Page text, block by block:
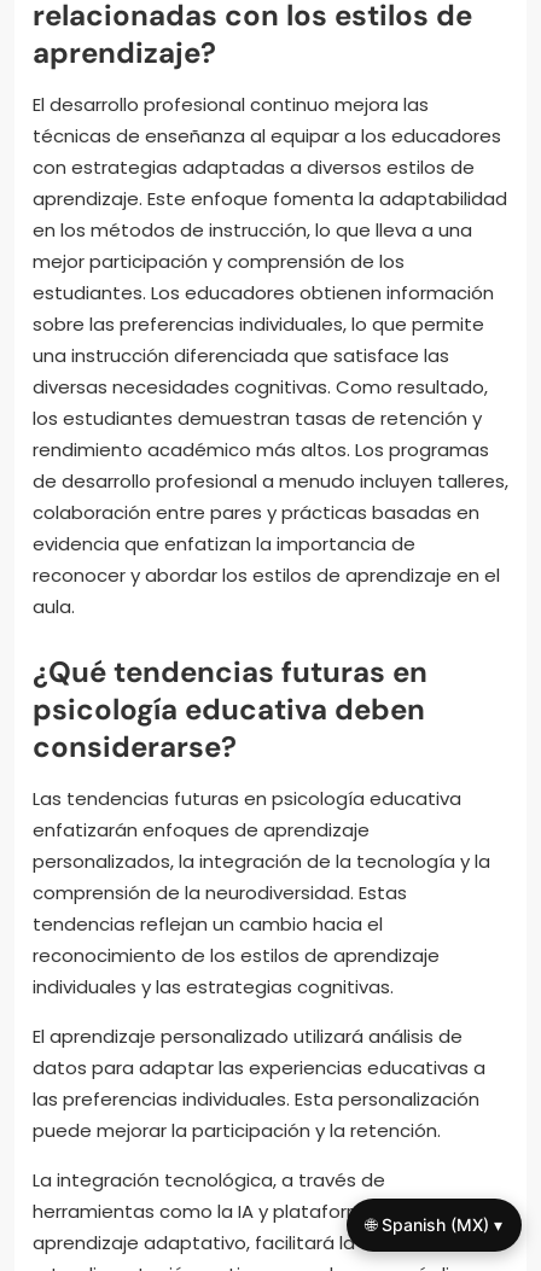
relacionadas con los estilos de
aprendizaje?
El desarrollo profesional continuo mejora las
técnicas de enseñanza al equipar a los educadores
con estrategias adaptadas a diversos estilos de
aprendizaje. Este enfoque fomenta la adaptabilidad
en los métodos de instrucción, lo que lleva a una
mejor participación y comprensión de los
estudiantes. Los educadores obtienen información
sobre las preferencias individuales, lo que permite
una instrucción diferenciada que satisface las
diversas necesidades cognitivas. Como resultado,
los estudiantes demuestran tasas de retención y
rendimiento académico más altos. Los programas
de desarrollo profesional a menudo incluyen talleres,
colaboración entre pares y prácticas basadas en
evidencia que enfatizan la importancia de
reconocer y abordar los estilos de aprendizaje en el
aula.
¿Qué tendencias futuras en
psicología educativa deben
considerarse?
Las tendencias futuras en psicología educativa
enfatizarán enfoques de aprendizaje
personalizados, la integración de la tecnología y la
comprensión de la neurodiversidad. Estas
tendencias reflejan un cambio hacia el
reconocimiento de los estilos de aprendizaje
individuales y las estrategias cognitivas.
El aprendizaje personalizado utilizará análisis de
datos para adaptar las experiencias educativas a
las preferencias individuales. Esta personalización
puede mejorar la participación y la retención.
La integración tecnológica, a través de
herramientas como la IA y plataformas de
aprendizaje adaptativo, facilitará la
🌐 Spanish (MX) ▾